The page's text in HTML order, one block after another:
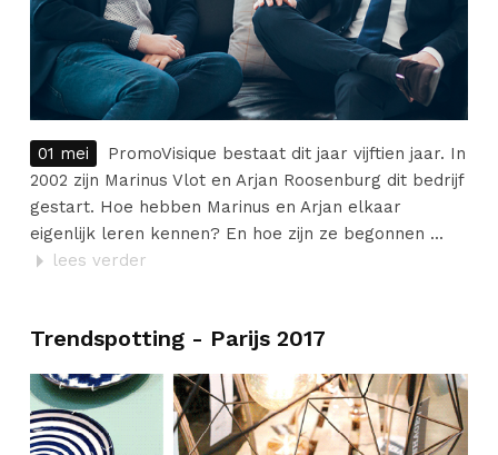
01 mei
PromoVisique bestaat dit jaar vijftien jaar. In
2002 zijn Marinus Vlot en Arjan Roosenburg dit bedrijf
gestart. Hoe hebben Marinus en Arjan elkaar
eigenlijk leren kennen? En hoe zijn ze begonnen ...
lees verder
Trendspotting - Parijs 2017